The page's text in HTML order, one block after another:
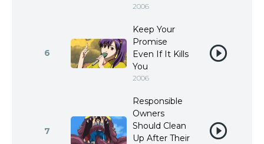
2006
6
Keep Your
Promise
Even If It Kills
You
2006
7
Responsible
Owners
Should Clean
Up After Their